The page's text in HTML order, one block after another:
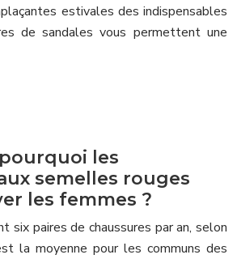
estivales des indispensables
de sandales vous permettent une
les
semelles rouges
les femmes ?
six paires de chaussures par an, selon
la moyenne pour les communs des